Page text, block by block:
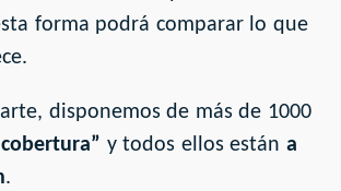
forma podrá comparar lo que
disponemos de más de 1000
y todos ellos están a
.